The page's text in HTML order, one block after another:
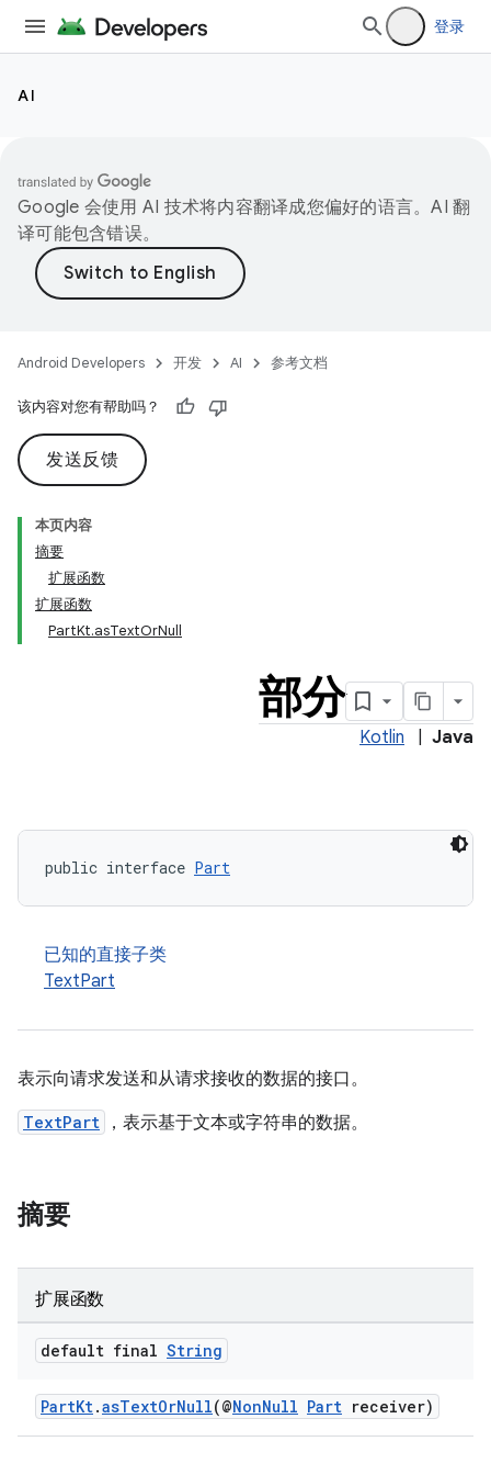
登录
AI
Google 会使用 AI 技术将内容翻译成您偏好的语言。AI 翻
译可能包含错误。
Android Developers 开发 AI 参考文档
该内容对您有帮助吗？
发送反馈
本页内容
摘要
扩展函数
扩展函数
PartKt.asTextOrNull
部分
Kotlin Java
public interface Part
已知的直接子类
TextPart
表示向请求发送和从请求接收的数据的接口。
TextPart ，表示基于文本或字符串的数据。
摘要
扩展函数
default final String
PartKt.asTextOrNull(@NonNull Part receiver)